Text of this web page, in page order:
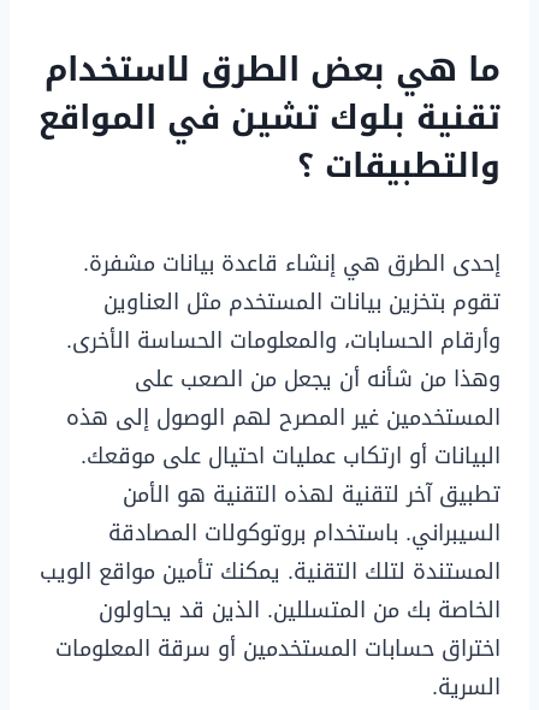
ما هي بعض الطرق لاستخدام
تقنية بلوك تشين في المواقع
والتطبيقات ؟
إحدى الطرق هي إنشاء قاعدة بيانات مشفرة.
تقوم بتخزين بيانات المستخدم مثل العناوين
وأرقام الحسابات، والمعلومات الحساسة الأخرى.
وهذا من شأنه أن يجعل من الصعب على
المستخدمين غير المصرح لهم الوصول إلى هذه
البيانات أو ارتكاب عمليات احتيال على موقعك.
تطبيق آخر لتقنية لهذه التقنية هو الأمن
السيبراني. باستخدام بروتوكولات المصادقة
المستندة لتلك التقنية. يمكنك تأمين مواقع الويب
الخاصة بك من المتسللين. الذين قد يحاولون
اختراق حسابات المستخدمين أو سرقة المعلومات
السرية.